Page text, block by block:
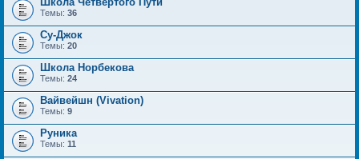
Темы: 36
Су-Джок
Темы: 20
Школа Норбекова
Темы: 24
Вайвейшн (Vivation)
Темы: 9
Руника
Темы: 11